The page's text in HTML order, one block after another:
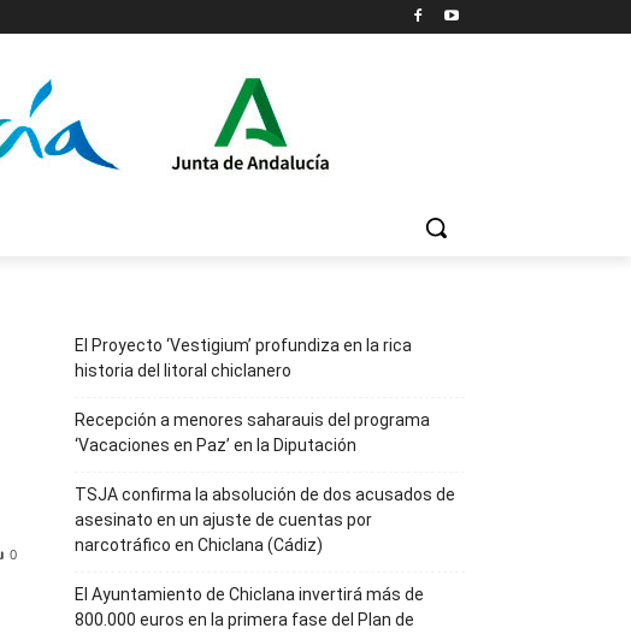
0
El Proyecto ‘Vestigium’ profundiza en la rica
historia del litoral chiclanero
Recepción a menores saharauis del programa
‘Vacaciones en Paz’ en la Diputación
TSJA confirma la absolución de dos acusados de
asesinato en un ajuste de cuentas por
narcotráfico en Chiclana (Cádiz)
El Ayuntamiento de Chiclana invertirá más de
800.000 euros en la primera fase del Plan de